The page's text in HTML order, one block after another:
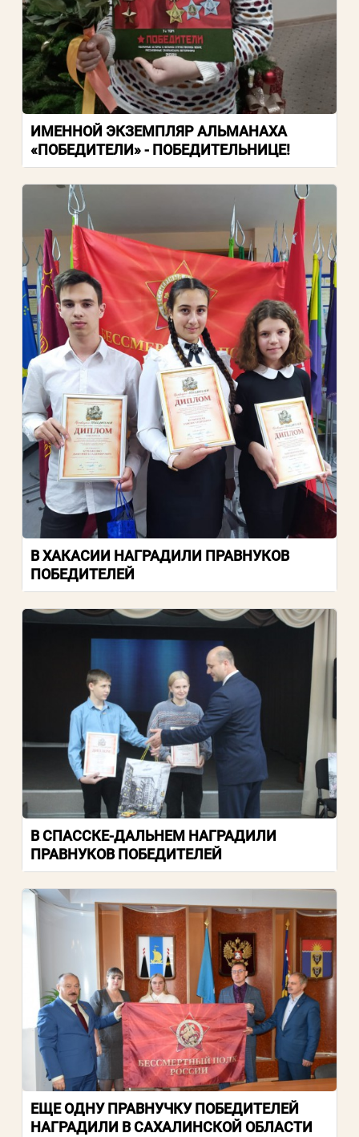
ИМЕННОЙ ЭКЗЕМПЛЯР АЛЬМАНАХА
«ПОБЕДИТЕЛИ» - ПОБЕДИТЕЛЬНИЦЕ!
В ХАКАСИИ НАГРАДИЛИ ПРАВНУКОВ
ПОБЕДИТЕЛЕЙ
В СПАССКЕ-ДАЛЬНЕМ НАГРАДИЛИ
ПРАВНУКОВ ПОБЕДИТЕЛЕЙ
ЕЩЕ ОДНУ ПРАВНУЧКУ ПОБЕДИТЕЛЕЙ
НАГРАДИЛИ В САХАЛИНСКОЙ ОБЛАСТИ